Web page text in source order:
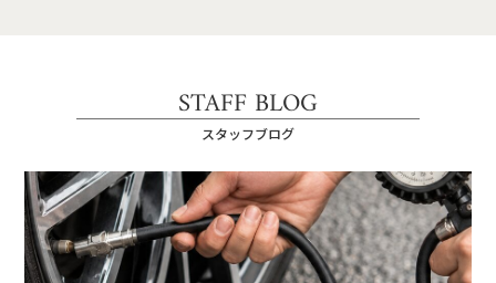
STAFF BLOG
スタッフブログ